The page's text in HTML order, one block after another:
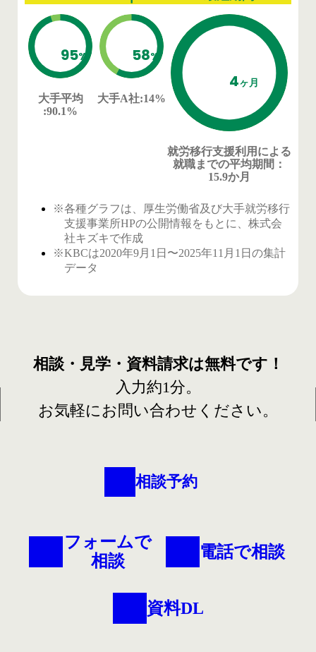
95%
大手平均
:90.1%
58%
大手A社:14%
4ヶ月
就労移行支援利用による
就職までの平均期間 ：
15.9か月
※各種グラフは、厚生労働省及び大手就労移行
支援事業所HPの公開情報をもとに、株式会
社キズキで作成
※KBCは2020年9月1日〜2025年11月1日の集計
データ
相談・見学・資料請求は無料です！
入力約1分。
お気軽にお問い合わせください。
相談予約
フォームで
相談
電話で相談
資料DL